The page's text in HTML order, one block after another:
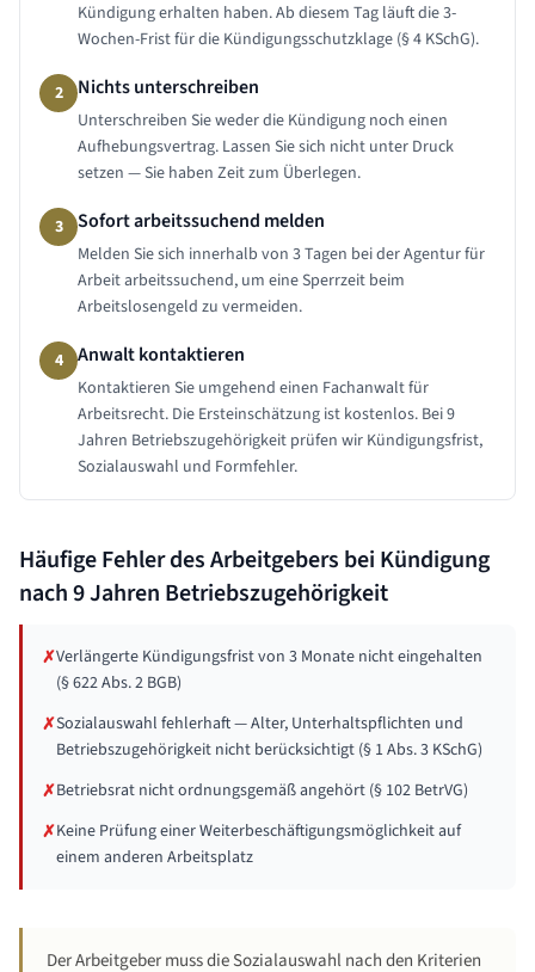
Kündigung erhalten haben. Ab diesem Tag läuft die 3-
Wochen-Frist für die Kündigungsschutzklage (§ 4 KSchG).
2 Nichts unterschreiben
Unterschreiben Sie weder die Kündigung noch einen
Aufhebungsvertrag. Lassen Sie sich nicht unter Druck
setzen — Sie haben Zeit zum Überlegen.
3 Sofort arbeitssuchend melden
Melden Sie sich innerhalb von 3 Tagen bei der Agentur für
Arbeit arbeitssuchend, um eine Sperrzeit beim
Arbeitslosengeld zu vermeiden.
4 Anwalt kontaktieren
Kontaktieren Sie umgehend einen Fachanwalt für
Arbeitsrecht. Die Ersteinschätzung ist kostenlos. Bei 9
Jahren Betriebszugehörigkeit prüfen wir Kündigungsfrist,
Sozialauswahl und Formfehler.
Häufige Fehler des Arbeitgebers bei Kündigung
nach9 Jahren Betriebszugehörigkeit
✗Verlängerte Kündigungsfrist von 3 Monate nicht eingehalten
(§ 622 Abs. 2 BGB)
✗Sozialauswahl fehlerhaft — Alter, Unterhaltspflichten und
Betriebszugehörigkeit nicht berücksichtigt (§ 1 Abs. 3 KSchG)
✗Betriebsrat nicht ordnungsgemäß angehört (§ 102 BetrVG)
✗Keine Prüfung einer Weiterbeschäftigungsmöglichkeit auf
einem anderen Arbeitsplatz
Der Arbeitgeber muss die Sozialauswahl nach den Kriterien